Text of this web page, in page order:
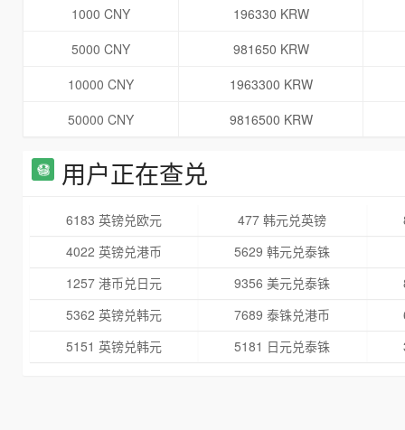
1000 CNY
196330 KRW
5000 CNY
981650 KRW
10000 CNY
1963300 KRW
50000 CNY
9816500 KRW
用户正在查兑
6183 英镑兑欧元 477 韩元兑英镑
4022 英镑兑港币
5629 韩元兑泰铢
1257 港币兑日元
9356 美元兑泰铢
5362 英镑兑韩元
7689 泰铢兑港币
5151 英镑兑韩元
5181 日元兑泰铢